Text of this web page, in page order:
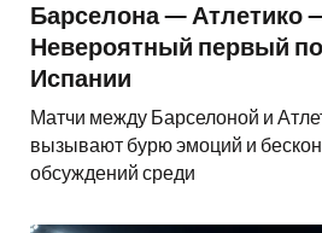
Барселона — Атлетико
Невероятный первый
Испании
Матчи между Барселоной и
вызывают бурю эмоций и
обсуждений среди